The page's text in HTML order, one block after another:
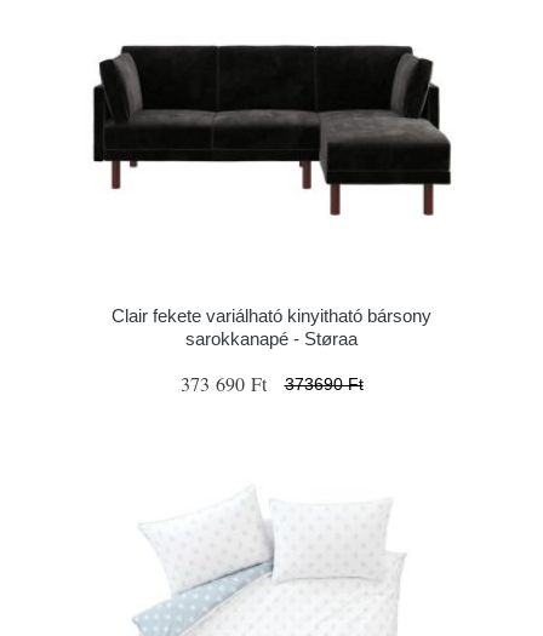
Clair fekete variálható kinyitható bársony
sarokkanapé - Støraa
373 690 Ft 373690 Ft